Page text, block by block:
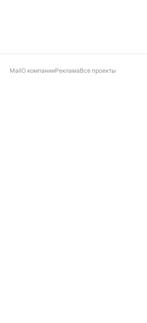
MailО компанииРекламаВсе проекты